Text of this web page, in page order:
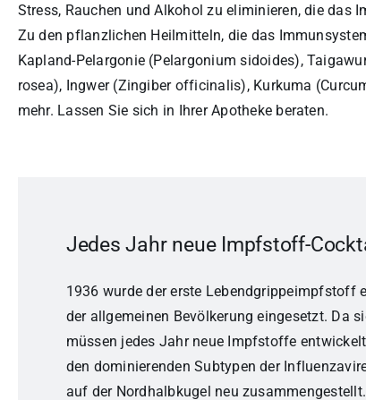
Stress, Rauchen und Alkohol zu eliminieren, die das
Zu den pflanzlichen Heilmitteln, die das
Kapland-Pelargonie (Pelargonium sidoides),
rosea), Ingwer (Zingiber officinalis), Kurkuma
mehr. Lassen Sie sich in Ihrer Apotheke beraten.
Jedes Jahr neue Impfstoff-
1936 wurde der erste Lebendgrippeimpfstoff
der allgemeinen Bevölkerung eingesetzt. Da
müssen jedes Jahr neue Impfstoffe
den dominierenden Subtypen der
auf der Nordhalbkugel neu